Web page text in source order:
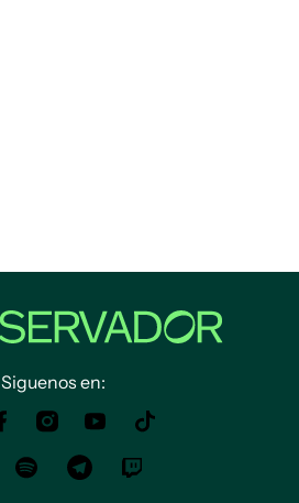
Siguenos en: